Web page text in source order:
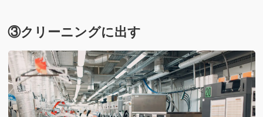
③クリーニングに出す